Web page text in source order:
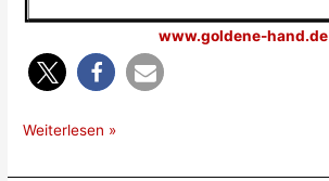
www.goldene-hand.de
Weiterlesen »